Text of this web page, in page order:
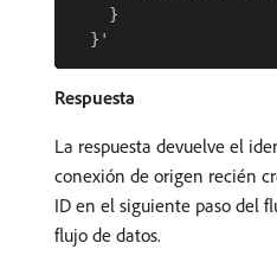
    }
Respuesta
La respuesta devuelve el
conexión de origen recién
ID en el siguiente paso del
flujo de datos.